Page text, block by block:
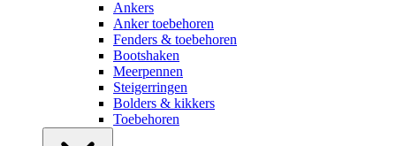
Ankers
Anker toebehoren
Fenders & toebehoren
Bootshaken
Meerpennen
Steigerringen
Bolders & kikkers
Toebehoren